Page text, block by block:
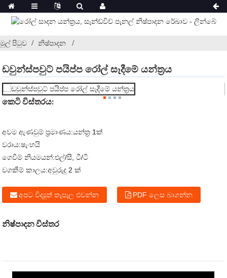
මුල් පිටුව නිෂ්පාදන
ඩවුන්ස්පවුට් පයිප්ප රෝල් සෑදීමේ යන්ත්‍රය
කෙටි විස්තරය:
අවම ඇණවුම් ප්‍රමාණය:යන්ත්‍ර 1ක්
වරාය:ෂැංහයි
ගෙවීම් නියමයන්:එල්/සී, ටී/ටී
වගකීම් කාලය:අවුරුදු 2 ක්
අපට විද්‍යුත් තැපෑල එවන්න PDF ලෙස බාගන්න
නිෂ්පාදන විස්තර